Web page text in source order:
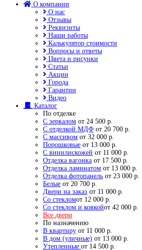
О компании
О нас
Отзывы
Реквизиты
Наши работы
Калькулятор стоимости
Вопросы и ответы
Цвета и рисунки
Статьи
Акции
Города
Гарантии
Видео
Каталог
По отделке
С зеркалом от 24 500 р.
С отделкой МДФ от 20 700 р.
С массивом от 32 000 р.
Порошковые от 13 000 р.
С винилискожей от 11 000 р.
Отделка вагонка от 17 500 р.
Отделка ламинатом от 13 000 р.
Отделка фотопанель от 23 000 р.
Белые от 20 700 р.
Двери на заказ от 11 000 р.
Со стекломот 12 000 р.
Со стеклом и ковкойот 42 000 р.
Все двери
По назначению
В квартиру от 11 000 р.
В дом (уличные) от 13 000 р.
Утепленные от 14 500 р.